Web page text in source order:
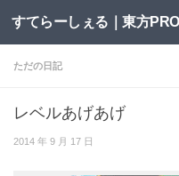
コンテンツへスキップ
ただの日記
レベルあげあげ
2014 年 9 月 17 日